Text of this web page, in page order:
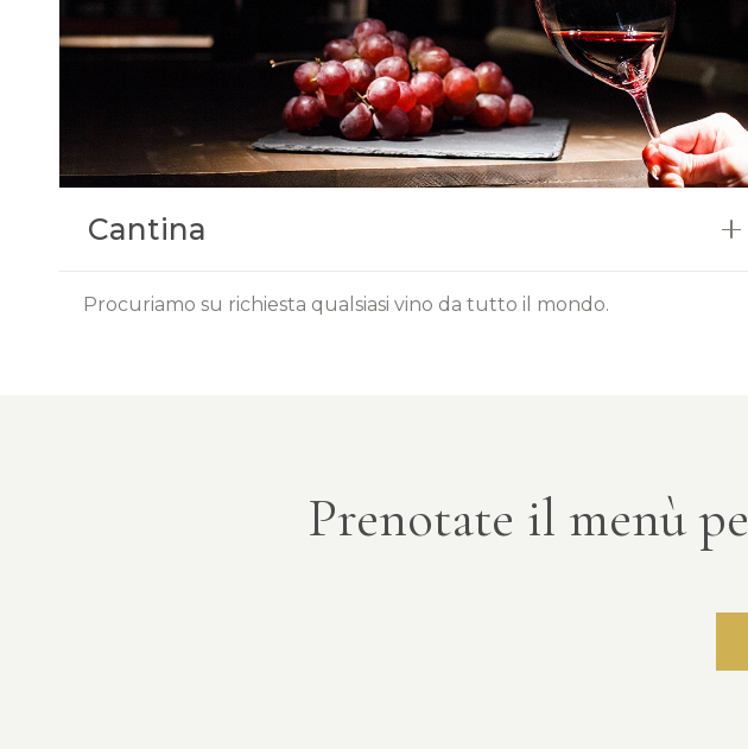
Cantina
Procuriamo su richiesta qualsiasi vino da tutto il mondo.
Prenotate il menù